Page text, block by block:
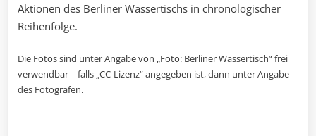
Aktionen des Berliner Wassertischs in chronologischer
Reihenfolge.
Die Fotos sind unter Angabe von „Foto: Berliner Wassertisch“ frei
verwendbar – falls „CC-Lizenz“ angegeben ist, dann unter Angabe
des Fotografen.